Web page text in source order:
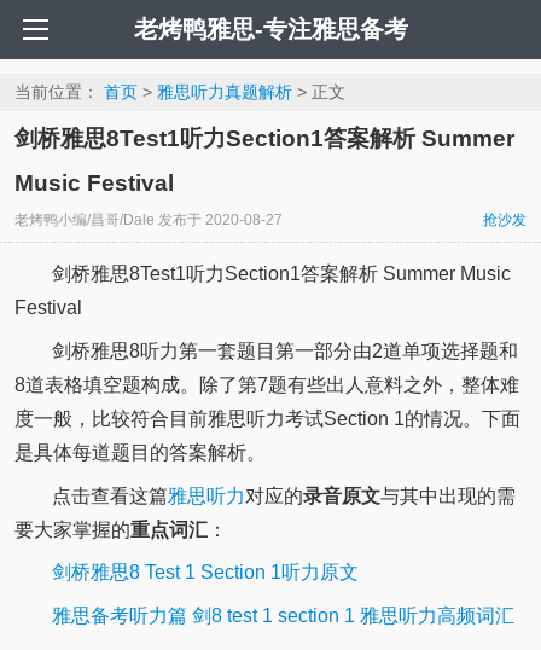
老烤鸭雅思-专注雅思备考
当前位置： 首页> 雅思听力真题解析> 正文
剑桥雅思8Test1听力Section1答案解析 Summer
Music Festival
老烤鸭小编/昌哥/Dale 发布于 2020-08-27 抢沙发
剑桥雅思8Test1听力Section1答案解析 Summer Music
Festival
剑桥雅思8听力第一套题目第一部分由2道单项选择题和
8道表格填空题构成。除了第7题有些出人意料之外，整体难
度一般，比较符合目前雅思听力考试Section 1的情况。下面
是具体每道题目的答案解析。
点击查看这篇雅思听力对应的录音原文与其中出现的需
要大家掌握的重点词汇：
剑桥雅思8 Test 1 Section 1听力原文
雅思备考听力篇 剑8 test 1 section 1 雅思听力高频词汇